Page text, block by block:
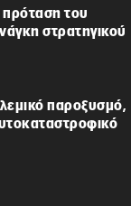
πρόταση του
στρατηγικού
παροξυσμό,